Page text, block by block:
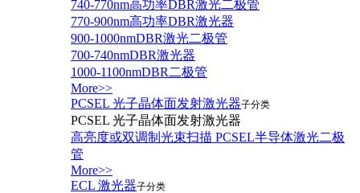
740-770nm高功率DBR激光二极管
770-900nm高功率DBR激光器
900-1000nmDBR激光二极管
700-740nmDBR激光器
1000-1100nmDBR二极管
More>>
PCSEL 光子晶体面发射激光器子分类
PCSEL 光子晶体面发射激光器
高亮度或双调制光束扫描 PCSEL半导体激光二极
管
More>>
ECL 激光器子分类